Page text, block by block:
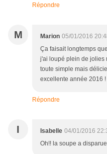
Répondre
M Marion 05/01/2016
Ça faisait longtemps
j'ai loupé plein de jolies
toute simple mais
excellente année 2016 !
Répondre
I Isabelle 04/01/2016
Oh!! la soupe a